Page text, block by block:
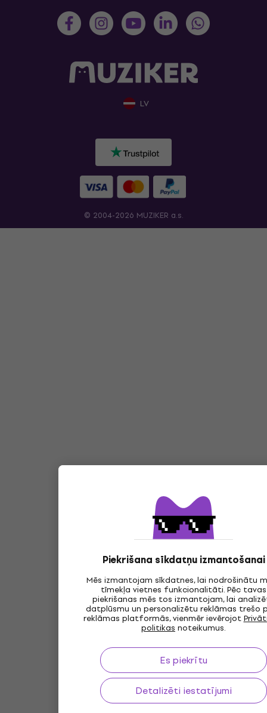
Piekrišana sīkdatņu izmantošanai
Mēs izmantojam sīkdatnes, lai nodrošinātu
tīmekļa vietnes funkcionalitāti. Pēc tavas
piekrišanas mēs tos izmantojam, lai
datplūsmu un personalizētu reklāmas trešo
reklāmas platformās, vienmēr ievērojot
politikas noteikumus.
Es piekrītu
Detalizēti iestatījumi
LV
© 2004-2026 MUZIKER a.s.